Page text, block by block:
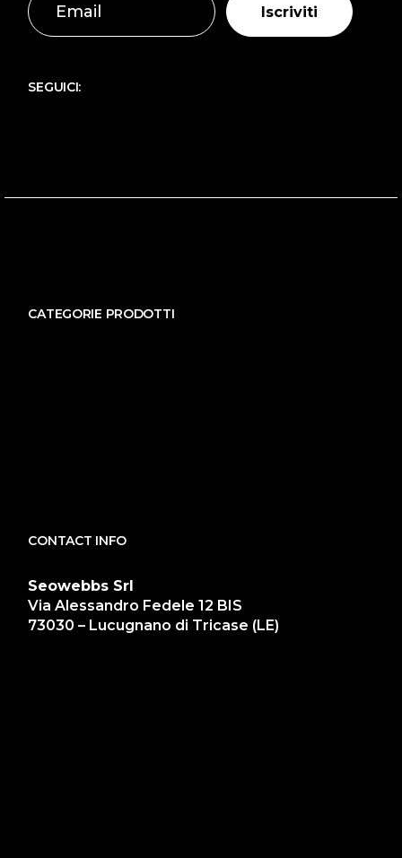
Iscriviti
SEGUICI:
CATEGORIE PRODOTTI
CONTACT INFO
Seowebbs Srl
Via Alessandro Fedele 12 BIS
73030 – Lucugnano di Tricase (LE)